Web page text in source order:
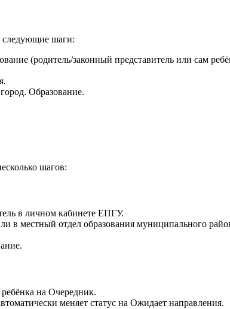
следующие шаги:
(родитель/законный представитель или сам
Образование.
шагов:
в личном кабинете ЕПГУ.
местный отдел образования муниципального
на Очередник.
меняет статус на Ожидает направления.